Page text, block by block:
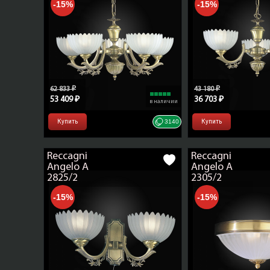
-15%
62 833 ₽
53 409 ₽ в наличии
Купить 3140
-15%
43 180 ₽
36 703 ₽
Купить
-15%
Reccagni
Angelo A
2825/2
-15%
Reccagni
Angelo A
2305/2